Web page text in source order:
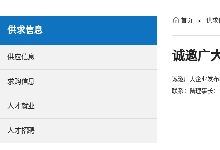
供求信息
供应信息
求购信息
人才就业
人才招聘
首页 > 供求
诚邀广
诚邀广大企业发
联系：陆理事长